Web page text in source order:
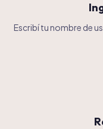
Escribí tu nombre de